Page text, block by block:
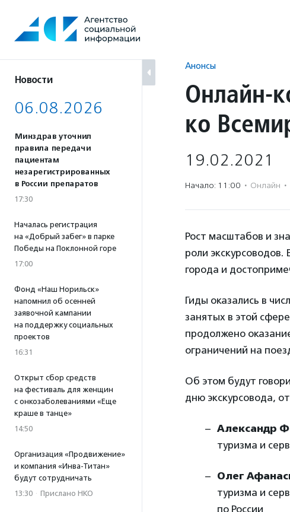
содержанию
Новости
06.08.2026
Минздрав уточнил
правила передачи
пациентам
незарегистрированных
в России препаратов
17:30
Началась регистрация
на «Добрый забег» в парке
Победы на Поклонной горе
17:00
Фонд «Наш Норильск»
напомнил об осенней
заявочной кампании
на поддержку социальных
проектов
16:31
Открыт сбор средств
на фестиваль для женщин
с онкозаболеваниями «Еще
краше в танце»
14:50
Организация «Продвижение»
и компания «Инва-Титан»
будут сотрудничать
13:30 · Прислано НКО
Анонсы
Онлайн-
ко
19.02.2021
Начало: 11:00 · Онлайн ·
Рост масштабов и
роли
города и
Гиды оказались в
занятых в этой
продолжено
ограничений на
Об этом будут
дню экскурсовода,
Александр
туризма и
Олег
туризма и
по России